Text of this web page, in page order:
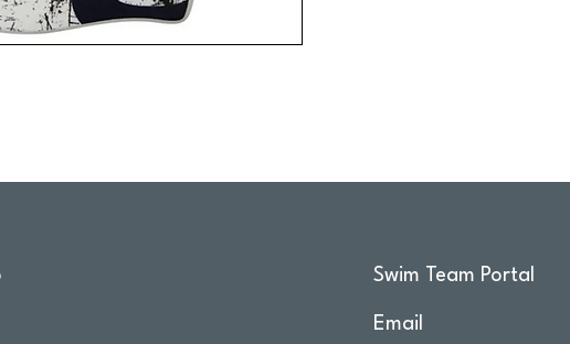
Swim Team Portal
Email